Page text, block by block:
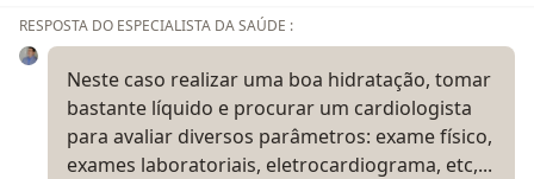
RESPOSTA DO ESPECIALISTA DA SAÚDE :
Neste caso realizar uma boa hidratação, tomar
bastante líquido e procurar um cardiologista
para avaliar diversos parâmetros: exame físico,
exames laboratoriais, eletrocardiograma, etc,...